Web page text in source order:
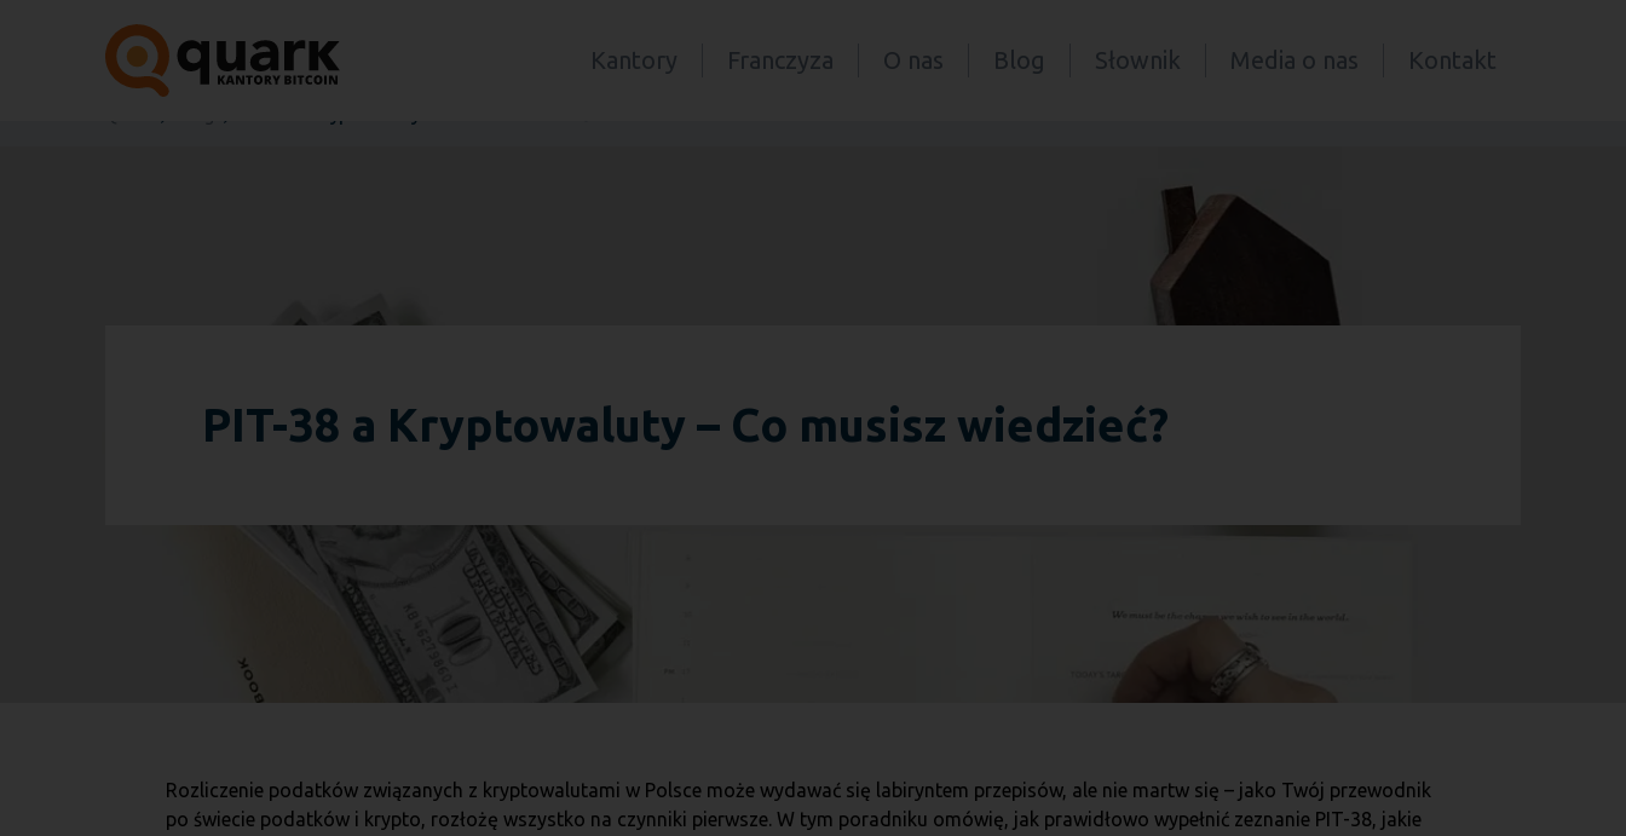
Kantory Franczyza O nas Blog Słownik Media o nas Kontakt
PIT-38 a Kryptowaluty – Co musisz wiedzieć?
Rozliczenie podatków związanych z kryptowalutami w Polsce może wydawać się labiryntem przepisów, ale nie martw się – jako Twój przewodnik
po świecie podatków i krypto, rozłożę wszystko na czynniki pierwsze. W tym poradniku omówię, jak prawidłowo wypełnić zeznanie PIT-38, jakie